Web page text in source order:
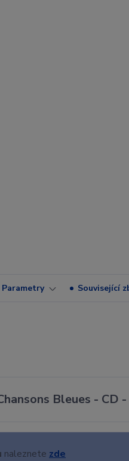
Parametry Související
Bleues - CD
naleznete zde